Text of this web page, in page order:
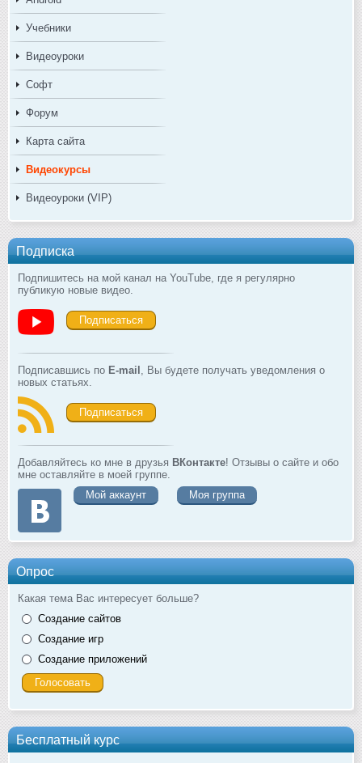
Учебники
Видеоуроки
Софт
Форум
Карта сайта
Видеокурсы
Видеоуроки (VIP)
Подписка
Подпишитесь на мой канал на YouTube, где я регулярно
публикую новые видео.
Подписаться
Подписавшись по E-mail
, Вы будете получать уведомления о
новых статьях.
Подписаться
Добавляйтесь ко мне в друзья ВКонтакте! Отзывы о сайте и обо
мне оставляйте в моей группе.
Мой аккаунт
Моя группа
Опрос
Какая тема Вас интересует больше?
Создание сайтов
Создание игр
Создание приложений
Бесплатный курс